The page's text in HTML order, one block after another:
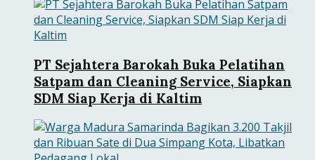
PT Sejahtera Barokah Buka Pelatihan
Satpam dan Cleaning Service, Siapkan
SDM Siap Kerja di Kaltim